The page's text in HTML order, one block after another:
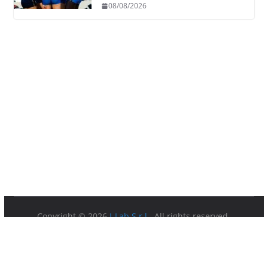
08/08/2026
Copyright © 2026I-Lab S.r.l.. All rights reserved.